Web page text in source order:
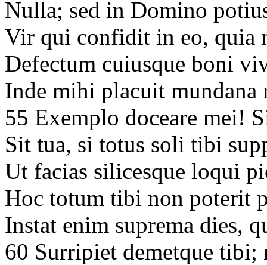
Nulla; sed in Domino
Vir qui confidit in eo, quia
Defectum cuiusque boni
Inde mihi placuit
55 Exemplo doceare mei!
Sit tua, si totus soli tibi
Ut facias silicesque loqui
Hoc totum tibi non poterit
Instat enim suprema dies,
60 Surripiet demetque